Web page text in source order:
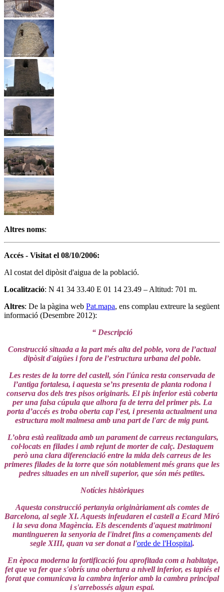
Altres noms:
Accés - Visitat el 08/10/2006:
Al costat del dipòsit d'aigua de la població.
Localització: N 41 34 33.40 E 01 14 23.49 – Altitud: 701 m.
Altres: De la pàgina web Pat.mapa, ens complau extreure la següent
informació (Desembre 2012):
“ Descripció
Construcció situada a la part més alta del poble, vora de l’actual
dipòsit d'aigües i fora de l’estructura urbana del poble.
Les restes de la torre del castell, són l'única resta conservada de
l’antiga fortalesa, i aquesta se’ns presenta de planta rodona i
conserva dos dels tres pisos originaris. El pis inferior està coberta
per una falsa cúpula que alhora fa de terra del primer pis. La
porta d’accés es troba oberta cap l’est, i presenta actualment una
estructura molt malmesa amb una part de l'arc de mig punt.
L’obra està realitzada amb un parament de carreus rectangulars,
col·locats en filades i amb rejunt de morter de calç. Destaquem
però una clara diferenciació entre la mida dels carreus de les
primeres filades de la torre que són notablement més grans que les
pedres situades en un nivell superior, que són més petites.
Notícies històriques
Aquesta construcció pertanyia originàriament als comtes de
Barcelona, al segle XI. Aquests infeudaren el castell a Ecard Miró
i la seva dona Magència. Els descendents d'aquest matrimoni
mantingueren la senyoria de l'indret fins a començaments del
segle XIII, quan va ser donat a l'orde de l'Hospital.
En època moderna la fortificació fou aprofitada com a habitatge,
fet que va fer que s'obrís una obertura a nivell inferior, es tapiés el
forat que comunicava la cambra inferior amb la cambra principal
i s'arrebossés algun espai.